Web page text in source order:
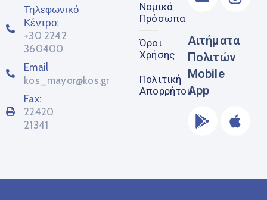
Τηλεφωνικό
Κέντρο:
+30 2242
360400
Email
kos_mayor@kos.gr
Fax:
22420
21341
Νομικά
Πρόσωπα
Όροι
Χρήσης
Πολιτική
Απορρήτου
Αιτήματα
Πολιτών
Mobile
App